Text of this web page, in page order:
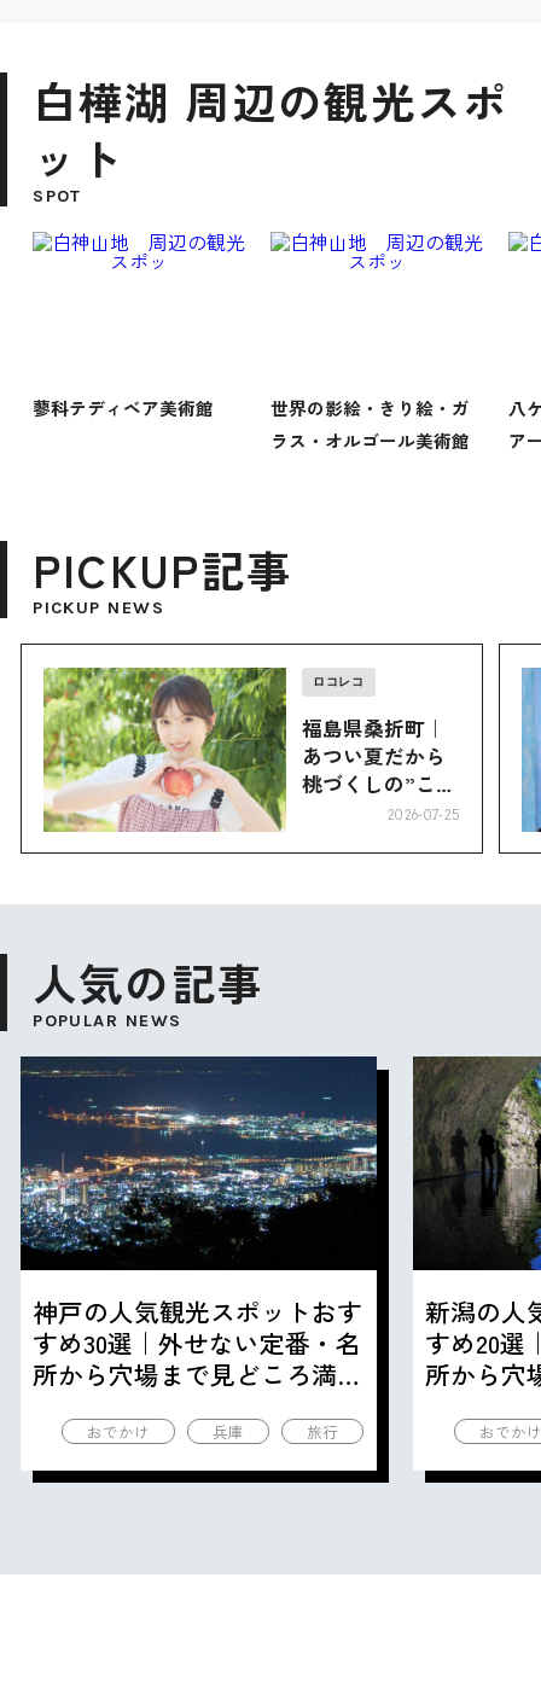
白樺湖 周辺の観光スポ
ット
SPOT
蓼科テディベア美術館
世界の影絵・きり絵・ガ
ラス・オルゴール美術館
八
ア
PICKUP記事
PICKUP NEWS
ロコレコ
福島県桑折町｜
あつい夏だから
桃づくしの”こお
2026-07-25
人気の記事
POPULAR NEWS
神戸の人気観光スポットおす
すめ30選｜外せない定番・名
所から穴場まで見どころ満載
おでかけ 兵庫 旅行
新潟の人
すめ20選
所から穴
おでか